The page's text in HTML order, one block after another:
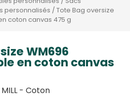
personnalisés /Tote Bag oversize
coton canvas 475 g
WM696
en coton canvas
- Coton